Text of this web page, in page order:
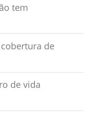
tem
de
de vida